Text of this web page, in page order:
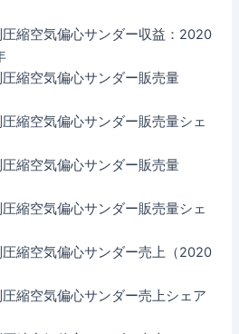
圧縮空気偏心サンダー収益：2020
縮空気偏心サンダー販売量
縮空気偏心サンダー販売量シェ
縮空気偏心サンダー販売量
縮空気偏心サンダー販売量シェ
圧縮空気偏心サンダー売上（2020
縮空気偏心サンダー売上シェア